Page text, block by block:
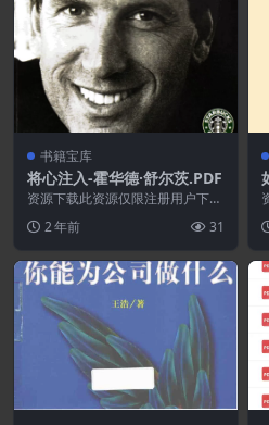
书籍宝库
将心注入-霍华德·舒尔茨.PDF
资源下载此资源仅限注册用户下
保证所有资源永久更新资...
2 年前 31